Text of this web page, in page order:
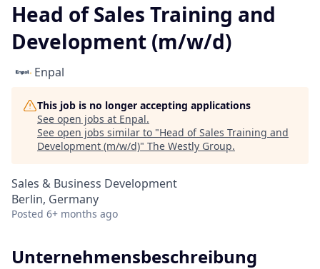
Head of Sales Training and
Development (m/w/d)
Enpal
This job is no longer accepting applications
See open jobs at Enpal.
See open jobs similar to "Head of Sales Training and
Development (m/w/d)" The Westly Group.
Sales & Business Development
Berlin, Germany
Posted 6+ months ago
Unternehmensbeschreibung